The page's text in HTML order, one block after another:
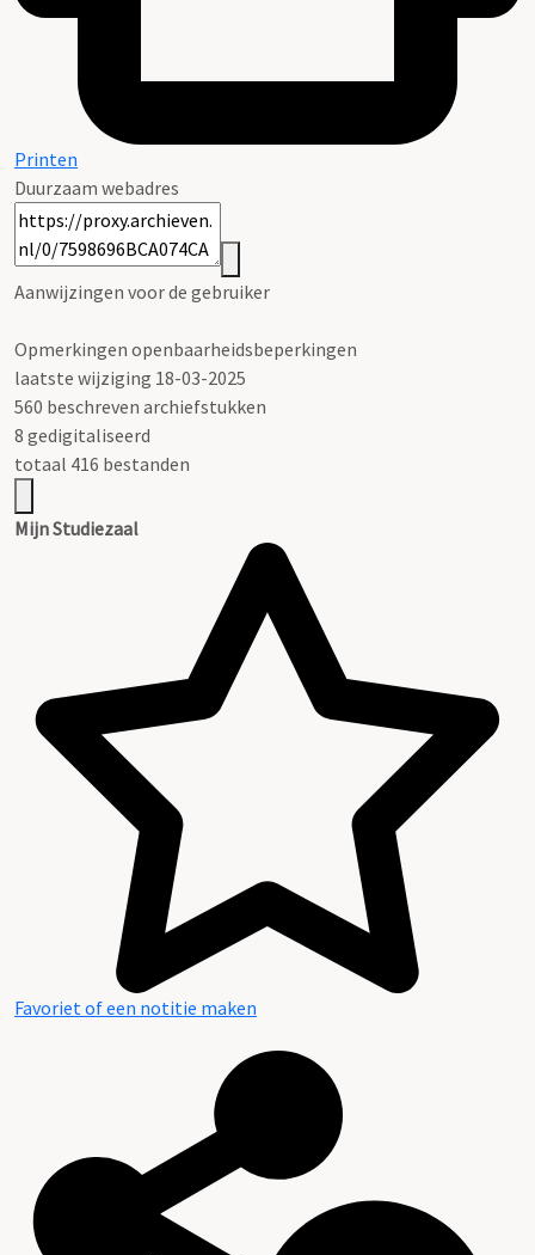
Printen
Duurzaam webadres
Aanwijzingen voor de gebruiker
Opmerkingen openbaarheidsbeperkingen
laatste wijziging 18-03-2025
560 beschreven archiefstukken
8 gedigitaliseerd
totaal 416 bestanden
Mijn Studiezaal
Favoriet of een notitie maken